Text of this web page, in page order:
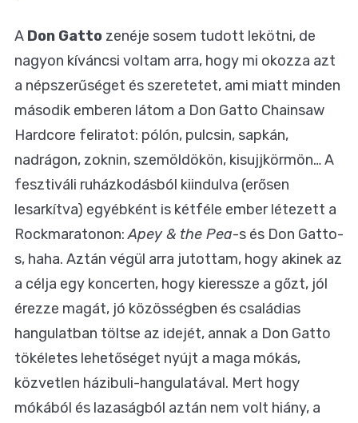
A Don Gatto zenéje sosem tudott lekötni, de
nagyon kíváncsi voltam arra, hogy mi okozza azt
a népszerűséget és szeretetet, ami miatt minden
második emberen látom a Don Gatto Chainsaw
Hardcore feliratot: pólón, pulcsin, sapkán,
nadrágon, zoknin, szemöldökön, kisujjkörmön… A
fesztiváli ruházkodásból kiindulva (erősen
lesarkítva) egyébként is kétféle ember létezett a
Rockmaratonon:Apey & the Pea-s és Don Gatto-
s, haha. Aztán végül arra jutottam, hogy akinek az
a célja egy koncerten, hogy kieressze a gőzt, jól
érezze magát, jó közösségben és családias
hangulatban töltse az idejét, annak a Don Gatto
tökéletes lehetőséget nyújt a maga mókás,
közvetlen házibuli-hangulatával. Mert hogy
mókából és lazaságból aztán nem volt hiány, a